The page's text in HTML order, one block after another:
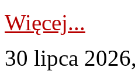
Więcej...
30 lipca